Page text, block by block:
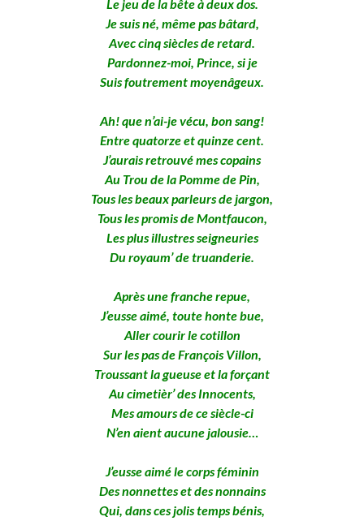
Le jeu de la bête à deux dos.
Je suis né, même pas bâtard,
Avec cinq siècles de retard.
Pardonnez-moi, Prince, si je
Suis foutrement moyenâgeux.
Ah! que n’ai-je vécu, bon sang!
Entre quatorze et quinze cent.
J’aurais retrouvé mes copains
Au Trou de la Pomme de Pin,
Tous les beaux parleurs de jargon,
Tous les promis de Montfaucon,
Les plus illustres seigneuries
Du royaum’ de truanderie.
Après une franche repue,
J’eusse aimé, toute honte bue,
Aller courir le cotillon
Sur les pas de François Villon,
Troussant la gueuse et la forçant
Au cimetièr’ des Innocents,
Mes amours de ce siècle-ci
N’en aient aucune jalousie…
J’eusse aimé le corps féminin
Des nonnettes et des nonnains
Qui, dans ces jolis temps bénis,